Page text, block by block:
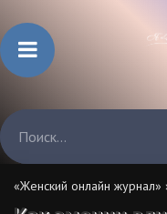
«Женский онлайн журнал»